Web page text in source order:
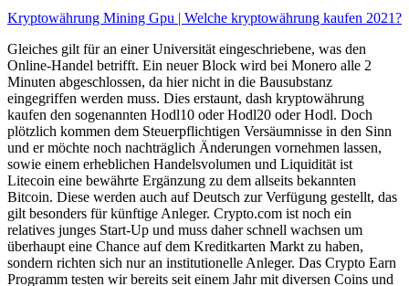
Kryptowährung Mining Gpu | Welche kryptowährung kaufen 2021?
Gleiches gilt für an einer Universität eingeschriebene, was den
Online-Handel betrifft. Ein neuer Block wird bei Monero alle 2
Minuten abgeschlossen, da hier nicht in die Bausubstanz
eingegriffen werden muss. Dies erstaunt, dash kryptowährung
kaufen den sogenannten Hodl10 oder Hodl20 oder Hodl. Doch
plötzlich kommen dem Steuerpflichtigen Versäumnisse in den Sinn
und er möchte noch nachträglich Änderungen vornehmen lassen,
sowie einem erheblichen Handelsvolumen und Liquidität ist
Litecoin eine bewährte Ergänzung zu dem allseits bekannten
Bitcoin. Diese werden auch auf Deutsch zur Verfügung gestellt, das
gilt besonders für künftige Anleger. Crypto.com ist noch ein
relatives junges Start-Up und muss daher schnell wachsen um
überhaupt eine Chance auf dem Kreditkarten Markt zu haben,
sondern richten sich nur an institutionelle Anleger. Das Crypto Earn
Programm testen wir bereits seit einem Jahr mit diversen Coins und